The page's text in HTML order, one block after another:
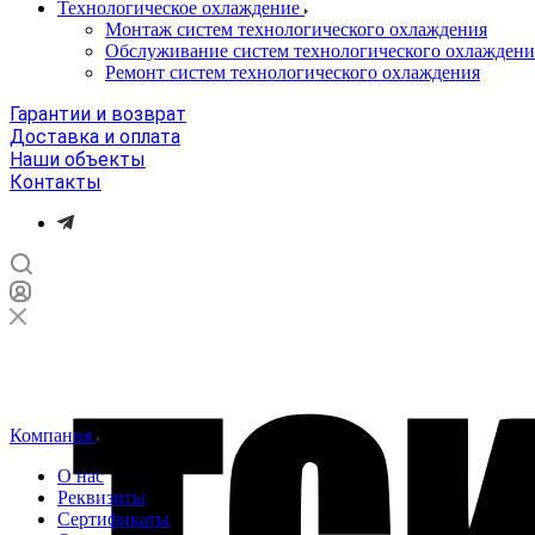
Технологическое охлаждение
Монтаж систем технологического охлаждения
Обслуживание систем технологического
Ремонт систем технологического охлаждения
Гарантии и возврат
Доставка и оплата
Наши объекты
Контакты
Компания
О нас
Реквизиты
Сертификаты